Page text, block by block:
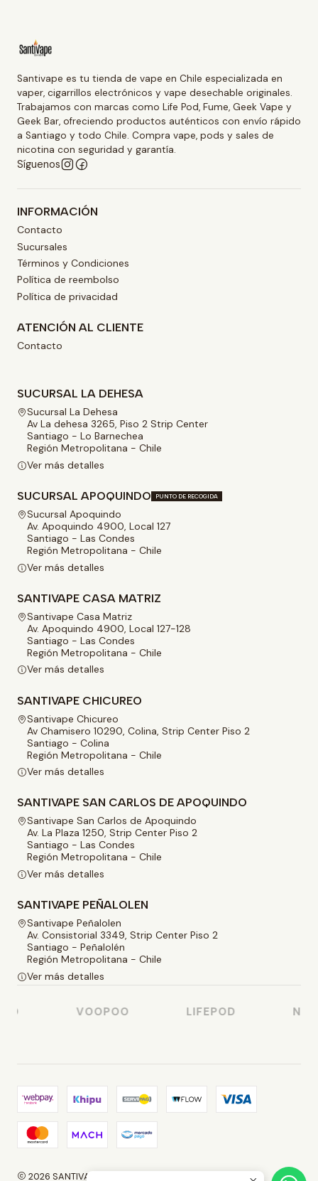
Santivape es tu tienda de vape en Chile especializada en
vaper, cigarrillos electrónicos y vape desechable originales.
Trabajamos con marcas como Life Pod, Fume, Geek Vape y
Geek Bar, ofreciendo productos auténticos con envío rápido
a Santiago y todo Chile. Compra vape, pods y sales de
nicotina con seguridad y garantía.
Síguenos
INFORMACIÓN
Contacto
Sucursales
Términos y Condiciones
Política de reembolso
Política de privacidad
ATENCIÓN AL CLIENTE
Contacto
SUCURSAL LA DEHESA
Sucursal La Dehesa
Av La dehesa 3265, Piso 2 Strip Center
Santiago - Lo Barnechea
Región Metropolitana - Chile
Ver más detalles
SUCURSAL APOQUINDO PUNTO DE RECOGIDA
Sucursal Apoquindo
Av. Apoquindo 4900, Local 127
Santiago - Las Condes
Región Metropolitana - Chile
Ver más detalles
SANTIVAPE CASA MATRIZ
Santivape Casa Matriz
Av. Apoquindo 4900, Local 127-128
Santiago - Las Condes
Región Metropolitana - Chile
Ver más detalles
SANTIVAPE CHICUREO
Santivape Chicureo
Av Chamisero 10290, Colina, Strip Center Piso 2
Santiago - Colina
Región Metropolitana - Chile
Ver más detalles
SANTIVAPE SAN CARLOS DE APOQUINDO
Santivape San Carlos de Apoquindo
Av. La Plaza 1250, Strip Center Piso 2
Santiago - Las Condes
Región Metropolitana - Chile
Ver más detalles
SANTIVAPE PEÑALOLEN
Santivape Peñalolen
Av. Consistorial 3349, Strip Center Piso 2
Santiago - Peñalolén
Región Metropolitana - Chile
Ver más detalles
VOOPOO LIFEPOD
2026 SANTIVAPE.